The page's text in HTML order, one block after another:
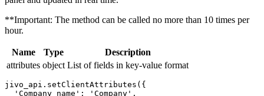
**Important: The method can be called no more than 10 times per
hour.
Name Type
Description
attributes object List of fields in key-value format
jivo_api.setClientAttributes({
  'Company_name': 'Company',